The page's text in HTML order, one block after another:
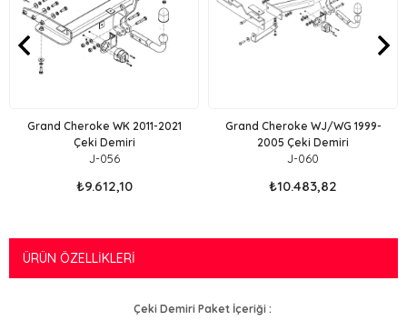
Grand Cheroke WK 2011-2021
Çeki Demiri
J-056
₺9.612,10
Grand Cheroke WJ/WG 1999-
2005 Çeki Demiri
J-060
₺10.483,82
ÜRÜN ÖZELLIKLERI
Çeki Demiri Paket İçeriği :